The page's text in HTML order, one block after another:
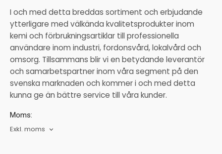
I och med detta breddas sortiment och erbjudande
ytterligare med välkända kvalitetsprodukter inom
kemi och förbrukningsartiklar till professionella
användare inom industri, fordonsvård, lokalvård och
omsorg. Tillsammans blir vi en betydande leverantör
och samarbetspartner inom våra segment på den
svenska marknaden och kommer i och med detta
kunna ge än bättre service till våra kunder.
Moms:
Exkl. moms